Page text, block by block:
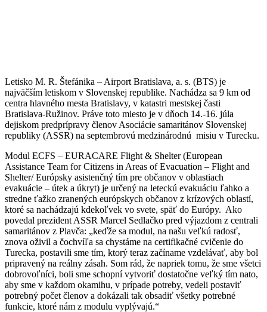
Letisko M. R. Štefánika – Airport Bratislava, a. s. (BTS) je
najväčším letiskom v Slovenskej republike. Nachádza sa 9 km od
centra hlavného mesta Bratislavy, v katastri mestskej časti
Bratislava-Ružinov. Práve toto miesto je v dňoch 14.-16. júla
dejiskom predprípravy členov Asociácie samaritánov Slovenskej
republiky (ASSR) na septembrovú medzinárodnú misiu v Turecku.
Modul ECFS – EURACARE Flight & Shelter (European
Assistance Team for Citizens in Areas of Evacuation – Flight and
Shelter/ Európsky asistenčný tím pre občanov v oblastiach
evakuácie – útek a úkryt) je určený na leteckú evakuáciu ľahko a
stredne ťažko zranených európskych občanov z krízových oblastí,
ktoré sa nachádzajú kdekoľvek vo svete, späť do Európy. Ako
povedal prezident ASSR Marcel Sedlačko pred výjazdom z centrali
samaritánov z Plavča: „keďže sa modul, na našu veľkú radosť,
znova oživil a čochvíľa sa chystáme na certifikačné cvičenie do
Turecka, postavili sme tím, ktorý teraz začíname vzdelávať, aby bol
pripravený na reálny zásah. Som rád, že napriek tomu, že sme všetci
dobrovoľníci, boli sme schopní vytvoriť dostatočne veľký tím nato,
aby sme v každom okamihu, v prípade potreby, vedeli postaviť
potrebný počet členov a dokázali tak obsadiť všetky potrebné
funkcie, ktoré nám z modulu vyplývajú.“